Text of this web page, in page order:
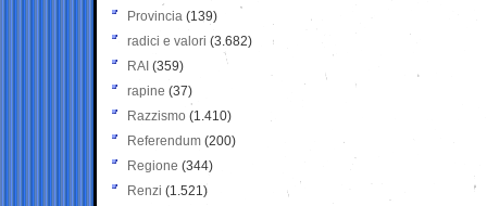
Provincia (139)
radici e valori (3.682)
RAI (359)
rapine (37)
Razzismo (1.410)
Referendum (200)
Regione (344)
Renzi (1.521)